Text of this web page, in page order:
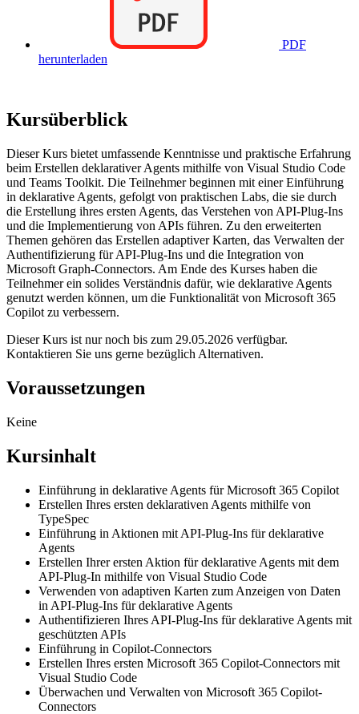
PDF
herunterladen
Kursüberblick
Dieser Kurs bietet umfassende Kenntnisse und praktische Erfahrung
beim Erstellen deklarativer Agents mithilfe von Visual Studio Code
und Teams Toolkit. Die Teilnehmer beginnen mit einer Einführung
in deklarative Agents, gefolgt von praktischen Labs, die sie durch
die Erstellung ihres ersten Agents, das Verstehen von API-Plug-Ins
und die Implementierung von APIs führen. Zu den erweiterten
Themen gehören das Erstellen adaptiver Karten, das Verwalten der
Authentifizierung für API-Plug-Ins und die Integration von
Microsoft Graph-Connectors. Am Ende des Kurses haben die
Teilnehmer ein solides Verständnis dafür, wie deklarative Agents
genutzt werden können, um die Funktionalität von Microsoft 365
Copilot zu verbessern.
Dieser Kurs ist nur noch bis zum 29.05.2026 verfügbar.
Kontaktieren Sie uns gerne bezüglich Alternativen.
Voraussetzungen
Keine
Kursinhalt
Einführung in deklarative Agents für Microsoft 365 Copilot
Erstellen Ihres ersten deklarativen Agents mithilfe von
TypeSpec
Einführung in Aktionen mit API-Plug-Ins für deklarative
Agents
Erstellen Ihrer ersten Aktion für deklarative Agents mit dem
API-Plug-In mithilfe von Visual Studio Code
Verwenden von adaptiven Karten zum Anzeigen von Daten
in API-Plug-Ins für deklarative Agents
Authentifizieren Ihres API-Plug-Ins für deklarative Agents mit
geschützten APIs
Einführung in Copilot-Connectors
Erstellen Ihres ersten Microsoft 365 Copilot-Connectors mit
Visual Studio Code
Überwachen und Verwalten von Microsoft 365 Copilot-
Connectors